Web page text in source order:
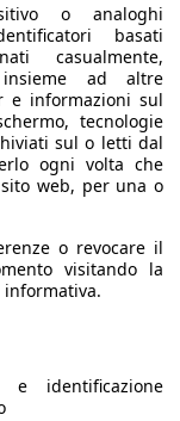
o analoghi
basati
casualmente,
ad altre
e informazioni sul
tecnologie
sul o letti dal
ogni volta che
web, per una o
o revocare il
visitando la
informativa.
e identificazione